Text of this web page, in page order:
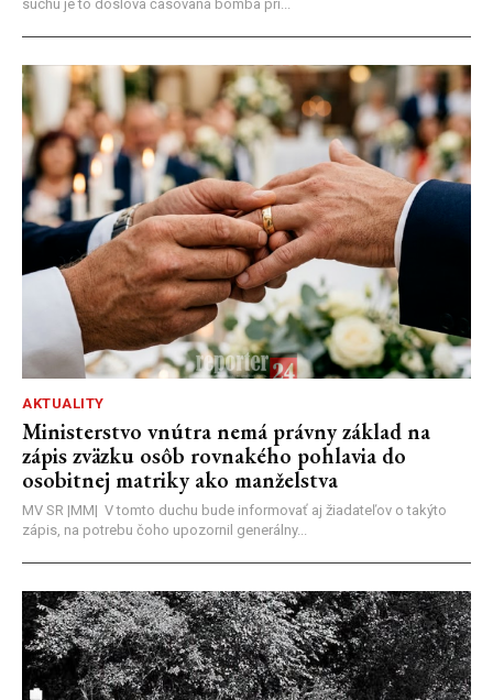
suchu je to doslova časovaná bomba pri...
AKTUALITY
Ministerstvo vnútra nemá právny základ na
zápis zväzku osôb rovnakého pohlavia do
osobitnej matriky ako manželstva
MV SR |MM| V tomto duchu bude informovať aj žiadateľov o takýto
zápis, na potrebu čoho upozornil generálny...